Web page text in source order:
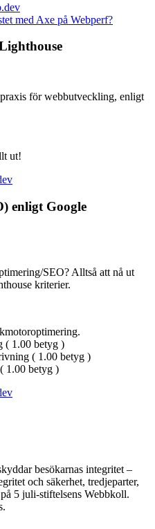
med Axe på Webperf?
för webbutveckling, enligt
ut!
enligt Google
SEO? Alltså att nå ut
kriterier.
( 1.00 betyg )
( 1.00 betyg )
1.00 betyg )
besökarnas integritet –
och säkerhet, tredjeparter,
5 juli-stiftelsens Webbkoll.